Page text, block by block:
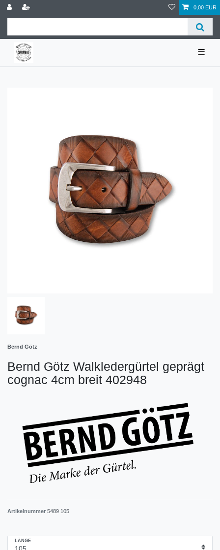
0,00 EUR
☰
Bernd Götz
Bernd Götz Walkledergürtel geprägt
cognac 4cm breit 402948
Artikelnummer 5489 105
LÄNGE